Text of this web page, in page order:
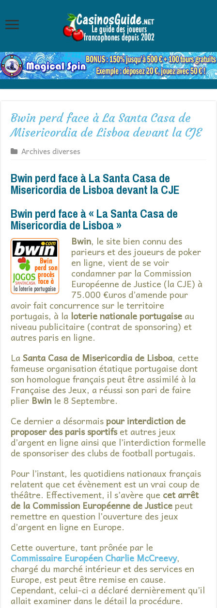
Bwin perd face à La Santa Casa de
Misericordia de Lisboa devant la CJE
Archives diverses
Bwin perd face à La Santa Casa de
Misericordia de Lisboa devant la CJE
Bwin perd face à « La Santa Casa de
Misericordia de Lisboa »
Bwin, le site bien connu des
parieurs et des joueurs de poker
en ligne, vient de se voir
condamner par la Commission
Européenne de Justice (la CJE) à
75.000 €uros d’amende pour
avoir fait concurrence sur le territoire
portugais, à la loterie nationale portugaise au
niveau publicitaire (contrat de sponsoring) et
autres paris en ligne.
LaSanta Casa de Misericordia de Lisboa, cette
fameuse organisation étatique portugaise dont
son homologue français peut être assimilé à la
Française des Jeux, a réussi son pari de faire
plier Bwin le 8 Septembre.
Ce dernier a désormaispour interdiction de
proposer des paris sportifset autres jeux
d’argent en ligne ainsi que l’interdiction formelle
de sponsoriser des clubs de football portugais.
Pour l’instant, les quotidiens nationaux français
relatent que cet évènement est un vrai coup de
théâtre. Effectivement, il s’avère que cet arrêt
de la Commission Européenne de Justicepeut
remettre en question l’ouverture des jeux
d’argent en ligne en Europe.
Cette ouverture, tant prônée par le
Commissaire Européen Charlie McCreevy,
chargé du marché intérieur et des services en
Europe, est peut être remise en cause.
Cependant, celui-ci a déclaré dernièrement qu’il
allait examiner dans le détail la procédure.